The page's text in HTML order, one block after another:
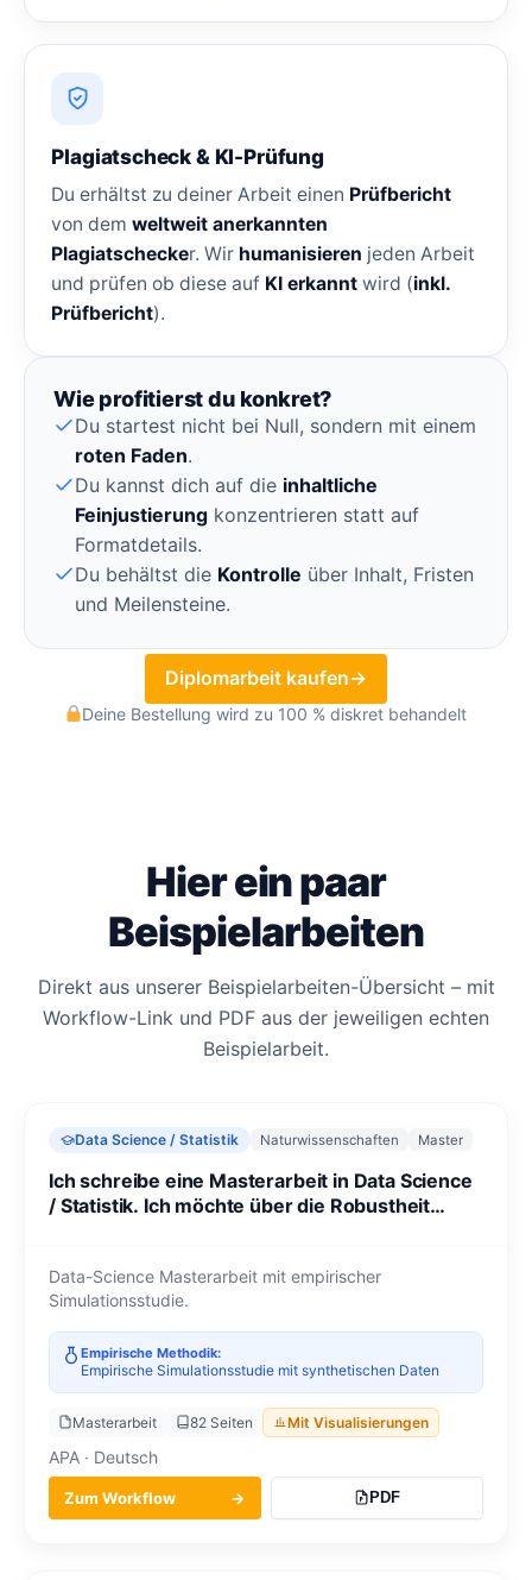
Plagiatscheck & KI-Prüfung
Du erhältst zu deiner Arbeit einen Prüfbericht
von demweltweit anerkannten
Plagiatschecker. Wir humanisieren jeden Arbeit
und prüfen ob diese auf KI erkannt wird (inkl.
Prüfbericht).
Wie profitierst du konkret?
Du startest nicht bei Null, sondern mit einem
roten Faden.
Du kannst dich auf die inhaltliche
Feinjustierungkonzentrieren statt auf
Formatdetails.
Du behältst die Kontrolle über Inhalt, Fristen
und Meilensteine.
Diplomarbeit kaufen→
Deine Bestellung wird zu 100 % diskret behandelt
Hier ein paar
Beispielarbeiten
Direkt aus unserer Beispielarbeiten-Übersicht – mit
Workflow-Link und PDF aus der jeweiligen echten
Beispielarbeit.
Data Science / Statistik Naturwissenschaften Master
Ich schreibe eine Masterarbeit in Data Science
/ Statistik. Ich möchte über die Robustheit
Data-Science Masterarbeit mit empirischer
Simulationsstudie.
Empirische Methodik:
Empirische Simulationsstudie mit synthetischen Daten
Masterarbeit 82 Seiten Mit Visualisierungen
APA · Deutsch
Zum Workflow → PDF